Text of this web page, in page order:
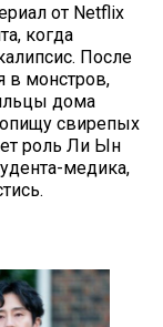
от Netflix
когда
После
в монстров,
дома
свирепых
роль Ли Ын
медика,